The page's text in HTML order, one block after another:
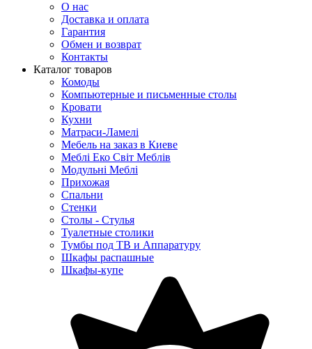
О нас
Доставка и оплата
Гарантия
Обмен и возврат
Контакты
Каталог товаров
Комоды
Компьютерные и письменные столы
Кровати
Кухни
Матраси-Ламелі
Мебель на заказ в Киеве
Меблі Еко Світ Меблів
Модульні Меблі
Прихожая
Спальни
Стенки
Столы - Стулья
Туалетные столики
Тумбы под ТВ и Аппаратуру
Шкафы распашные
Шкафы-купе